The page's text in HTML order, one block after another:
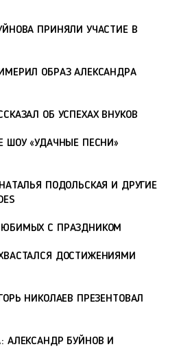
ПРИНЯЛИ УЧАСТИЕ В
ОБРАЗ АЛЕКСАНДРА
ОБ УСПЕХАХ ВНУКОВ
ШОУ «УДАЧНЫЕ ПЕСНИ»
ПОДОЛЬСКАЯ И ДРУГИЕ
С ПРАЗДНИКОМ
ДОСТИЖЕНИЯМИ
НИКОЛАЕВ ПРЕЗЕНТОВАЛ
АЛЕКСАНДР БУЙНОВ И